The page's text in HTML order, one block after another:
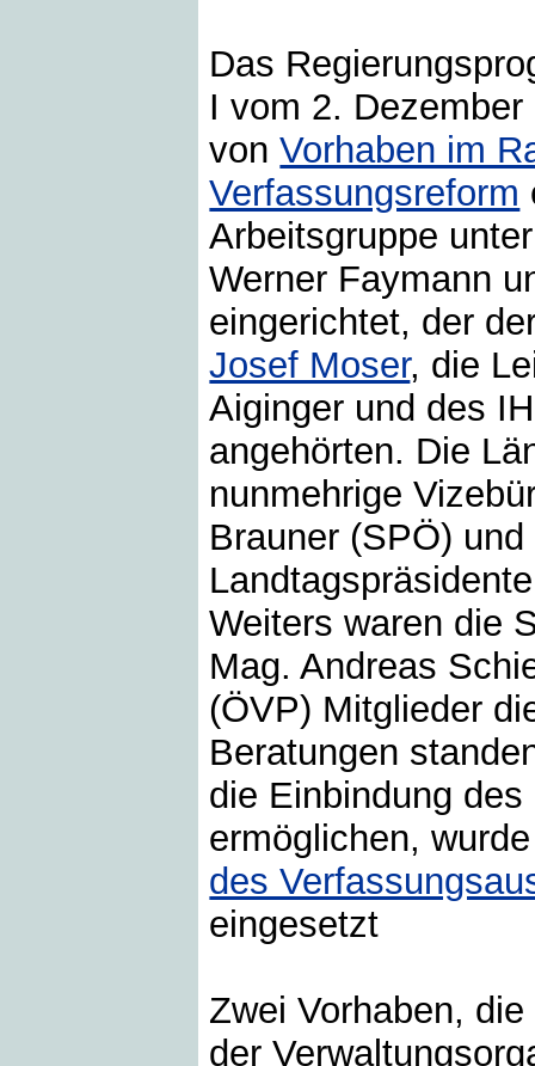
Das
I vom 2.
vonVorhaben im
Verfassungsreform
Arbeitsgruppe
Werner Faymann
eingerichtet, der
Josef Moser, die
Aiginger und des
angehörten. Die
nunmehrige
Brauner (SPÖ)
Weiters waren die
Mag. Andreas
(ÖVP) Mitglieder
Beratungen
die Einbindung
ermöglichen,
des
eingesetzt
Zwei Vorhaben,
der